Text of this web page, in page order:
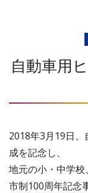
自動車用
2018年3月19日
成を記念し、
地元の小・中学校
市制100周年記念